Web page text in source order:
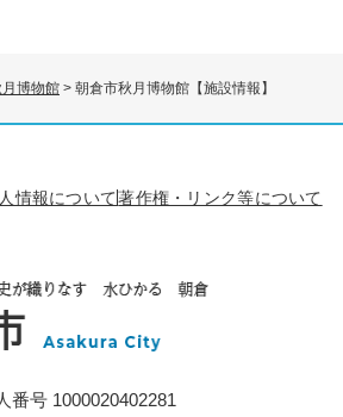
博物館 > 朝倉市秋月博物館【施設情報】
情報について著作権・リンク等について
番号 1000020402281